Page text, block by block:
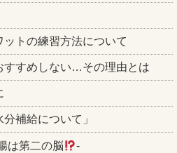
トの練習方法について
すすめしない…その理由とは
補給について」
は第二の脳 ‐